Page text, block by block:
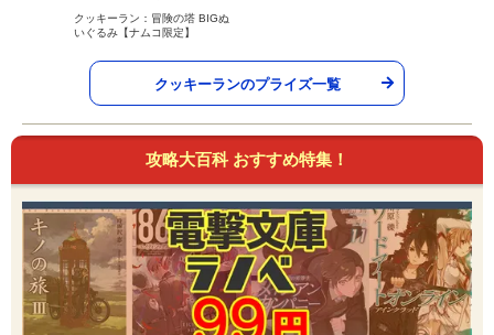
クッキーラン：冒険の塔 BIGぬ
いぐるみ【ナムコ限定】
クッキーランのプライズ一覧
攻略大百科 おすすめ特集！